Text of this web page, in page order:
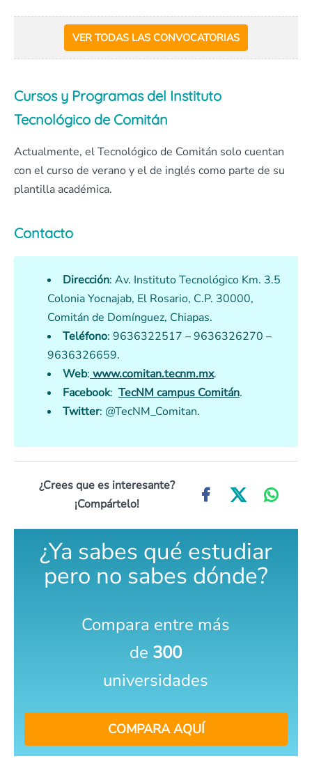
VER TODAS LAS CONVOCATORIAS
Cursos y Programas del Instituto
Tecnológico de Comitán
Actualmente, el Tecnológico de Comitán solo cuentan
con el curso de verano y el de inglés como parte de su
plantilla académica.
Contacto
Dirección: Av. Instituto Tecnológico Km. 3.5
Colonia Yocnajab, El Rosario, C.P. 30000,
Comitán de Domínguez, Chiapas.
Teléfono: 9636322517 – 9636326270 –
9636326659.
Web: www.comitan.tecnm.mx.
Facebook: TecNM campus Comitán.
Twitter: @TecNM_Comitan.
¿Crees que es interesante?
¡Compártelo!
¿Ya sabes qué estudiar
pero no sabes dónde?
Compara entre más
de 300
universidades
COMPARA AQUÍ